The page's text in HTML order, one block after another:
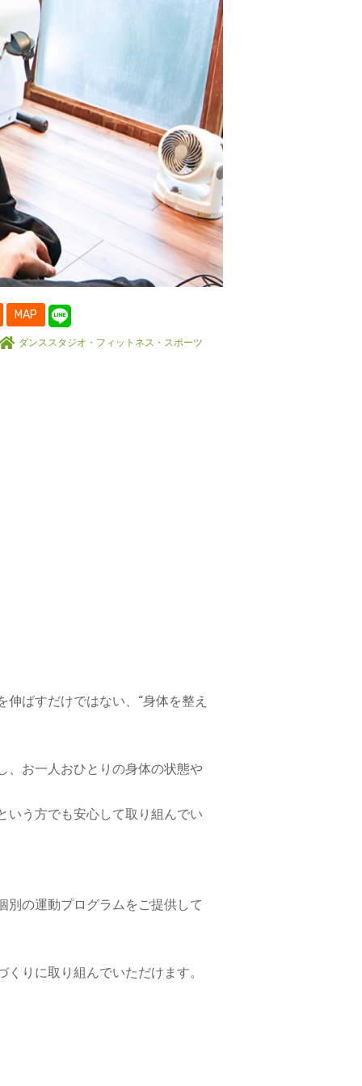
MAP
ダンススタジオ・フィットネス・スポーツ
ばすだけではない、“身体を整え
、お一人おひとりの身体の状態や
いう方でも安心して取り組んでい
別の運動プログラムをご提供して
りに取り組んでいただけます。